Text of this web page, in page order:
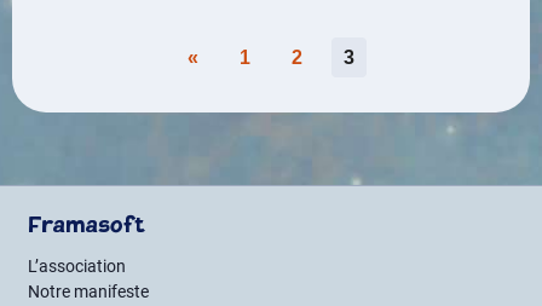
Pagination
des
« 1 2 3
Framasoft
L’association
Notre manifeste